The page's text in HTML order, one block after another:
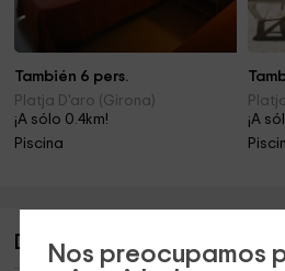
Nos preocupamos
También 6 pers.
Platja D'aro (Girona)
¡A sólo 0.4km!
Piscina
¡A
Descripción de Casa Ànima